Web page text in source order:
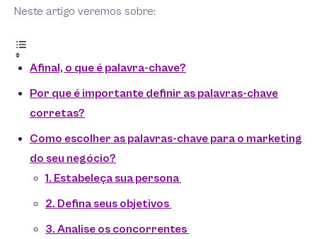
Neste artigo veremos sobre:
Afinal, o que é palavra-chave?
Por que é importante definir as palavras-chave
corretas?
Como escolher as palavras-chave para o marketing
do seu negócio?
1. Estabeleça sua persona
2. Defina seus objetivos
3. Analise os concorrentes